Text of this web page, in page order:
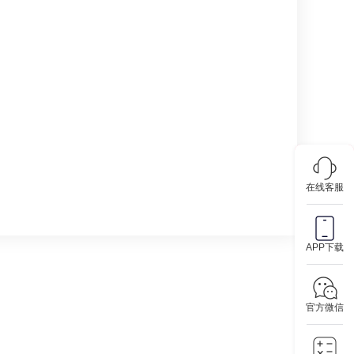
在线客服
APP下载
官方微信